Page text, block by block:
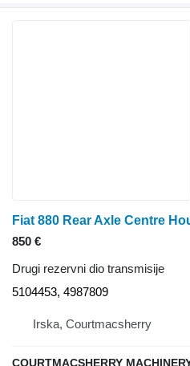
850 €
Drugi rezervni dio transmisije
5104453, 4987809
Irska, Courtmacsherry
COURTMACSHERRY